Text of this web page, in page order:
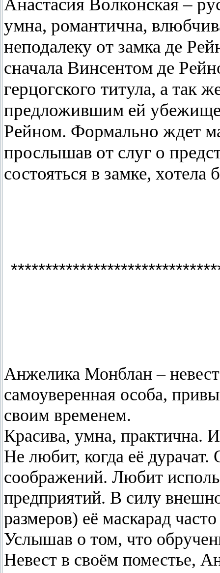
Анастасия Волконская –
умна, романтична,
неподалеку от замка де
сначала Винсентом де
герцогского титула, а так
предложившим ей убежище
Рейном. Формально ждет
прослышав от слуг о
состояться в замке, хотела
Анжелика Монблан –
самоуверенная особа,
своим временем.
Красива, умна, практична.
Не любит, когда её
соображений. Любит
предприятий. В силу
размеров) её маскарад
Услышав о том, что
Невест в своём поместье,